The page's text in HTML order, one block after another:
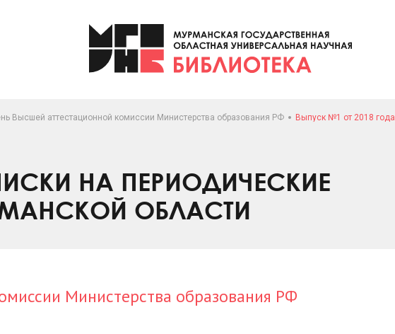
Высшей аттестационной комиссии Министерства образования РФ Выпуск №1 от 2018 года
НА ПЕРИОДИЧЕСКИЕ
ОБЛАСТИ
Министерства образования РФ